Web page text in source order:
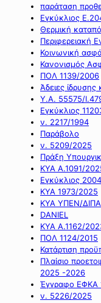
παράταση
Εγκύκλιος
Θερμική
Περιφερειακή
Κοινωνική
Κανονισμός
ΠΟΛ 1139/2006
Άδειες ίδρυσης
Υ.Α. 55575/
Εγκύκλιος
ν. 2217/1994
Παράβολο
ν. 5209/2025
Πράξη
ΚΥΑ Α.1091/
Εγκύκλιος
ΚΥΑ 1973/2025
ΚΥΑ ΥΠΕΝ/
DANIEL
ΚΥΑ Α.1162/
ΠΟΛ 1124/2015
Κατάρτιση
Πλαίσιο
2025 -2026
Έγγραφο ΕΦΚΑ
ν. 5226/2025